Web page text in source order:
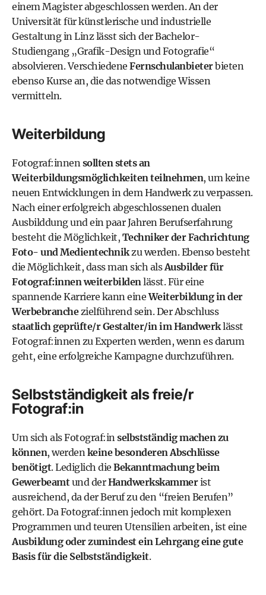
einem Magister abgeschlossen werden. An der
Universität für künstlerische und industrielle
Gestaltung in Linzlässt sich der Bachelor-
Studiengang „Grafik-Design und Fotografie“
absolvieren. Verschiedene Fernschulanbieterbieten
ebenso Kurse an, die das notwendige Wissen
vermitteln.
Weiterbildung
Fotograf:innensollten stets an
Weiterbildungsmöglichkeiten teilnehmen, um keine
neuen Entwicklungen in dem Handwerk zu verpassen.
Nach einer erfolgreich abgeschlossenen dualen
Ausbilddung und ein paar Jahren Berufserfahrung
besteht die Möglichkeit, Techniker der Fachrichtung
Foto- und Medientechnikzu werden. Ebenso besteht
die Möglichkeit, dass man sich alsAusbilder für
Fotograf:innen weiterbildenlässt. Für eine
spannende Karriere kann eineWeiterbildung in der
Werbebranchezielführend sein. Der Abschluss
staatlich geprüfte/r Gestalter/in im Handwerklässt
Fotograf:innen zu Experten werden, wenn es darum
geht, eine erfolgreiche Kampagne durchzuführen.
Selbstständigkeit als freie/r
Fotograf:in
Um sich als Fotograf:inselbstständig machen zu
können, werdenkeine besonderen Abschlüsse
benötigt. Lediglich die Bekanntmachung beim
Gewerbeamtund derHandwerkskammerist
ausreichend, da der Beruf zu den “freien Berufen”
gehört. Da Fotograf:innen jedoch mit komplexen
Programmen und teuren Utensilien arbeiten, ist eine
Ausbildung oder zumindest ein Lehrgang eine gute
Basis für die Selbstständigkeit.